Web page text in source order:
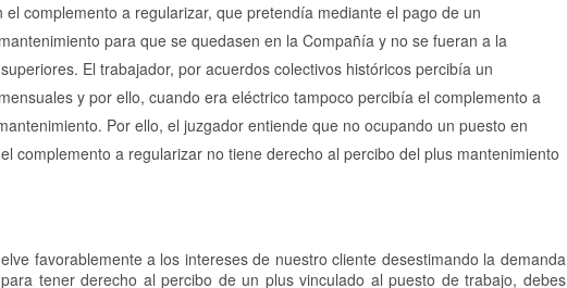
complemento a regularizar, que pretendía mediante el pago de un
para que se quedasen en la Compañía y no se fueran a la
superiores. El trabajador, por acuerdos colectivos históricos percibía un
y por ello, cuando era eléctrico tampoco percibía el complemento a
Por ello, el juzgador entiende que no ocupando un puesto en
complemento a regularizar no tiene derecho al percibo del plus mantenimiento
favorablemente a los intereses de nuestro cliente desestimando la demanda
tener derecho al percibo de un plus vinculado al puesto de trabajo, debes